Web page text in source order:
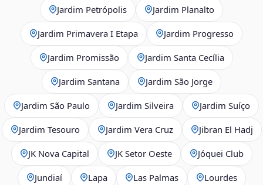
Jardim Petrópolis Jardim Planalto
Jardim Primavera I Etapa Jardim Progresso
Jardim Promissão Jardim Santa Cecília
Jardim Santana Jardim São Jorge
Jardim São Paulo Jardim Silveira Jardim Suíço
Jardim Tesouro Jardim Vera Cruz Jibran El Hadj
JK Nova Capital JK Setor Oeste Jóquei Club
Jundiaí Lapa Las Palmas Lourdes